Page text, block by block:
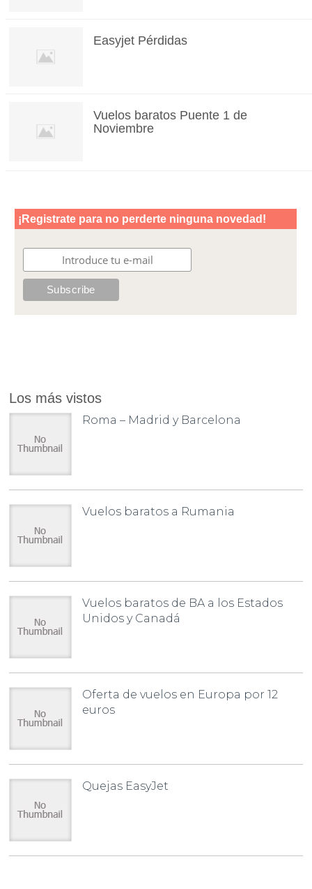
Easyjet Pérdidas
Vuelos baratos Puente 1 de
Noviembre
Los más vistos
Roma – Madrid y Barcelona
Vuelos baratos a Rumania
Vuelos baratos de BA a los Estados
Unidos y Canadá
Oferta de vuelos en Europa por 12
euros
Quejas EasyJet